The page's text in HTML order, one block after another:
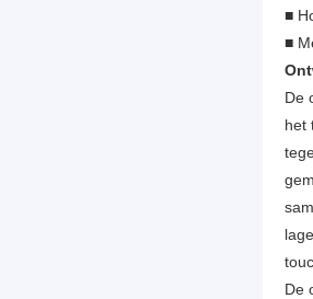
■
■
De
het
De